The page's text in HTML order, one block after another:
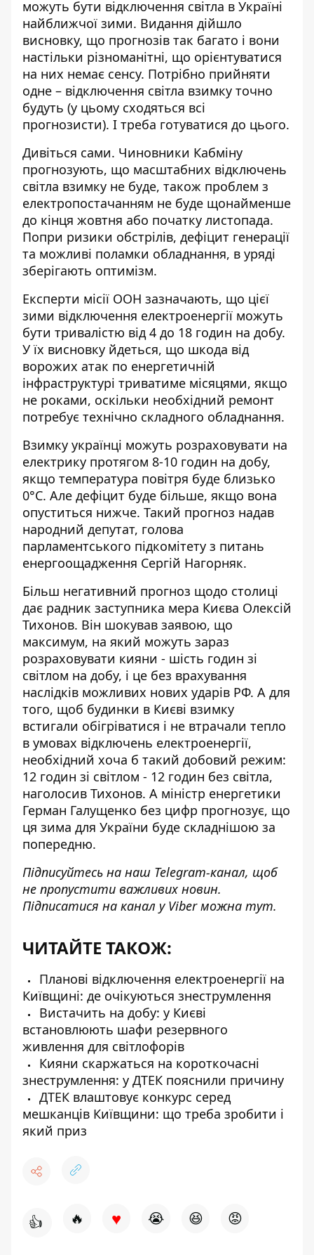
можуть бути відключення світла в Україні
найближчої зими. Видання дійшло
висновку, що прогнозів так багато і вони
настільки різноманітні, що орієнтуватися
на них немає сенсу. Потрібно прийняти
одне – відключення світла взимку точно
будуть (у цьому сходяться всі
прогнозисти). І треба готуватися до цього.
Дивіться сами. Чиновники Кабміну
прогнозують, що масштабних відключень
світла взимку не буде, також проблем з
електропостачанням не буде щонайменше
до кінця жовтня або початку листопада.
Попри ризики обстрілів, дефіцит генерації
та можливі поламки обладнання, в уряді
зберігають оптимізм.
Експерти місії ООН зазначають, що цієї
зими відключення електроенергії можуть
бути тривалістю від 4 до 18 годин на добу.
У їх висновку йдеться, що шкода від
ворожих атак по енергетичній
інфраструктурі триватиме місяцями, якщо
не роками, оскільки необхідний ремонт
потребує технічно складного обладнання.
Взимку українці можуть розраховувати на
електрику протягом 8-10 годин на добу,
якщо температура повітря буде близько
0°C. Але дефіцит буде більше, якщо вона
опуститься нижче. Такий прогноз надав
народний депутат, голова
парламентського підкомітету з питань
енергоощадження Сергій Нагорняк.
Більш негативний прогноз щодо столиці
дає радник заступника мера Києва Олексій
Тихонов. Він шокував заявою, що
максимум, на який можуть зараз
розраховувати кияни - шість годин зі
світлом на добу, і це без врахування
наслідків можливих нових ударів РФ. А для
того, щоб будинки в Києві взимку
встигали обігріватися і не втрачали тепло
в умовах відключень електроенергії,
необхідний хоча б такий добовий режим:
12 годин зі світлом - 12 годин без світла,
наголосив Тихонов. А міністр енергетики
Герман Галущенко без цифр прогнозує, що
ця зима для України буде складнішою за
попередню.
Підписуйтесь на наш Telegram-канал, щоб
не пропустити важливих новин.
Підписатися на канал у Viber можна тут.
ЧИТАЙТЕ ТАКОЖ:
Планові відключення електроенергії на
Київщині: де очікуються знеструмлення
Вистачить на добу: у Києві
встановлюють шафи резервного
живлення для світлофорів
Кияни скаржаться на короткочасні
знеструмлення: у ДТЕК пояснили причину
ДТЕК влаштовує конкурс серед
мешканців Київщини: що треба зробити і
який приз
👍 🔥 ♥ 😭 😆 😡